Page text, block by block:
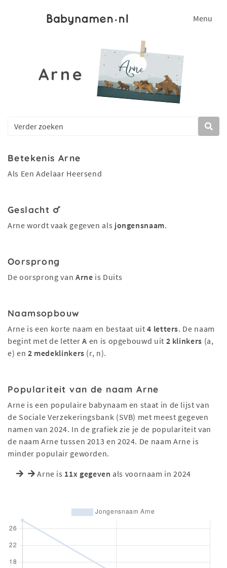
Menu
Arne
Betekenis Arne
Als Een Adelaar Heersend
Geslacht
Arne wordt vaak gegeven als jongensnaam.
Oorsprong
De oorsprong van Arne is Duits
Naamsopbouw
Arne is een korte naam en bestaat uit4 letters. De naam
begint met de letterA en is opgebouwd uit 2 klinkers (a,
e) en 2 medeklinkers (r, n).
Populariteit van de naam Arne
Arne is een populaire babynaam en staat in de lijst van
de Sociale Verzekeringsbank (SVB) met meest gegeven
namen van 2024. In de grafiek zie je de populariteit van
de naam Arne tussen 2013 en 2024. De naam Arne is
minder populair geworden.
Arne is 11x gegeven als voornaam in 2024